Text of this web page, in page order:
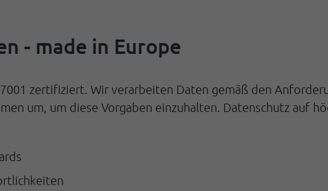
- made in Europe
zertifiziert. Wir verarbeiten Daten gemäß den
um, um diese Vorgaben einzuhalten. Datenschutz auf